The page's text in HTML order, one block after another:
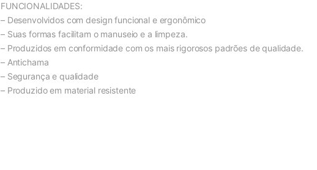
FUNCIONALIDADES:
– Desenvolvidos com design funcional e ergonômico
– Suas formas facilitam o manuseio e a limpeza.
– Produzidos em conformidade com os mais rigorosos padrões de qualidade.
– Antichama
– Segurança e qualidade
– Produzido em material resistente